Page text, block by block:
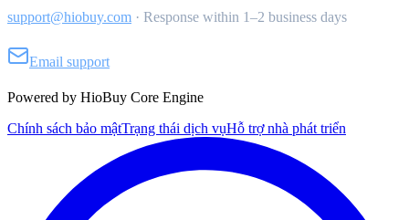
support@hiobuy.com · Response within 1–2 business days
Email support
Powered by HioBuy Core Engine
Chính sách bảo mậtTrạng thái dịch vụHỗ trợ nhà phát triển